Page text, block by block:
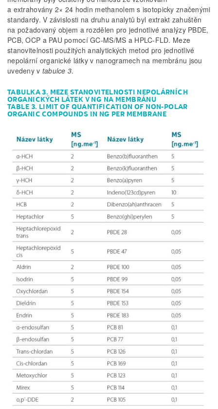
a extrahovány 2× 24 hodin methanolem s isotopicky značenými
standardy. V závislosti na druhu analytů byl extrakt zahuštěn
na požadovaný objem a rozdělen pro jednotlivé analýzy PBDE,
PCB, OCP a PAU pomocí GC-MS/MS a HPLC-FLD. Meze
stanovitelnosti použitých analytických metod pro jednotlivé
nepolární organické látky v nanogramech na membránu jsou
uvedeny v tabulce 3.
TABULKA 3. MEZE STANOVITELNOSTI NEPOLÁRNÍCH
ORGANICKÝCH LÁTEK V NG NA MEMBRÁNU
TABLE 3. LIMIT OF QUANTIFICATION OF NON-POLAR
ORGANIC COMPOUNDS IN NG PER MEMBRANE